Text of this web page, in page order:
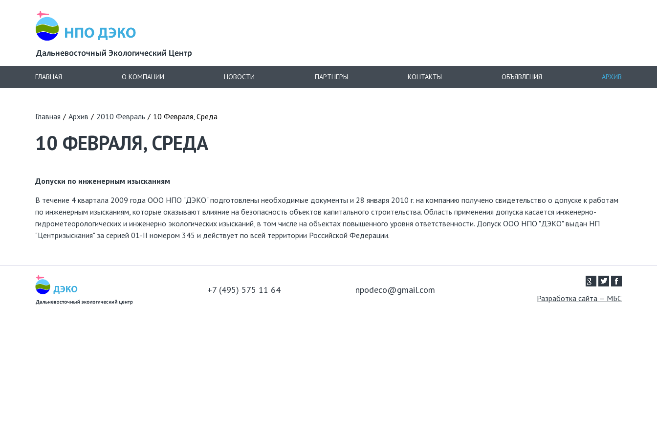
ГЛАВНАЯ О КОМПАНИИ НОВОСТИ ПАРТНЕРЫ КОНТАКТЫ ОБЪЯВЛЕНИЯ АРХИВ
Главная / Архив / 2010 Февраль / 10 Февраля, Среда
10 ФЕВРАЛЯ, СРЕДА
Допуски по инженерным изысканиям
В течение 4 квартала 2009 года ООО НПО "ДЭКО" подготовлены необходимые документы и 28 января 2010 г. на компанию получено свидетельство о допуске к работам
по инженерным изысканиям, которые оказывают влияние на безопасность объектов капитального строительства. Область применения допуска касается инженерно-
гидрометеорологических и инженерно экологических изысканий, в том числе на объектах повышенного уровня ответственности. Допуск ООО НПО "ДЭКО" выдан НП
"Центризыскания" за серией 01-II номером 345 и действует по всей территории Российской Федерации.
+7 (495) 575 11 64 npodeco@gmail.com
Разработка сайта — МБС